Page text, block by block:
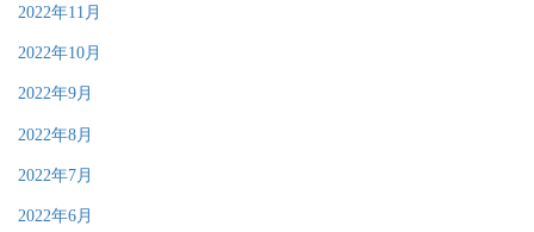
2022年11月
2022年10月
2022年9月
2022年8月
2022年7月
2022年6月